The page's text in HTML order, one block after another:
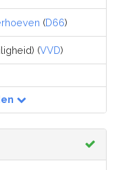
(D66)
(VVD)